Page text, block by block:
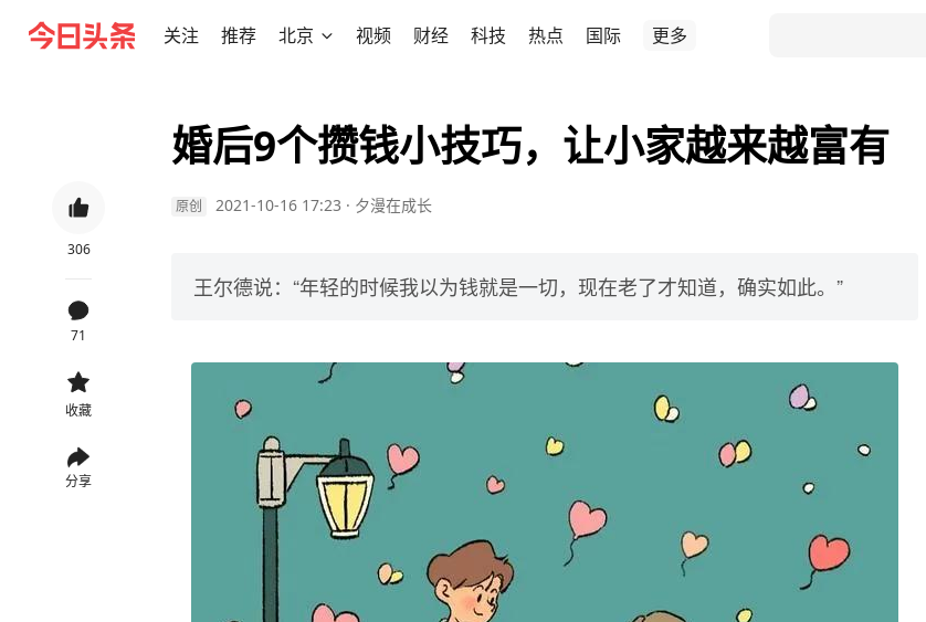
关注 推荐 北京 视频 财经 科技 热点 国际 更多
306
71
收藏
分享
婚后9个攒钱小技巧，让小家越来越富有
原创 2021-10-16 17:23 · 夕漫在成长
王尔德说：“年轻的时候我以为钱就是一切，现在老了才知道，确实如此。”